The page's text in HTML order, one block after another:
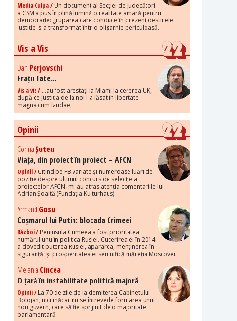
Media Culpa / Un document al Secției de judecători
a CSM a pus în plină lumină o realitate amară pentru
democrație: gruparea care conduce în prezent destinele
justiției s-a transformat într-o oligarhie periculoasă.
Vis a Vis
Dan Perjovschi
Frații Tate...
Vis a vis / ...au fost arestați la Miami la cererea UK,
după ce Justiția de la noi i-a lăsat în libertate
magna cum laudae,
Opinii
CorinaȘuteu
Viața, din proiect în proiect – AFCN
Opinii / Citind pe FB variate și numeroase luări de
poziție despre ultimul concurs de selecție a
proiectelor AFCN, mi-au atras atenția comentariile lui
Adrian Șoaită (Fundația Kulturhaus).
Armand Gosu
Coșmarul lui Putin: blocada Crimeei
Război / Peninsula Crimeea a fost prioritatea
numărul unu în politica Rusiei. Cucerirea ei în 2014
a dovedit puterea Rusiei, apărarea, menținerea în
siguranță și prosperitatea ei semnifică măreția Moscovei.
Melania Cincea
O țară în instabilitate politică majoră
Opinii / La 70 de zile de la demiterea Cabinetului
Bolojan, nici măcar nu se întrevede formarea unui
nou guvern, care să fie sprijinit de o majoritate
parlamentară.